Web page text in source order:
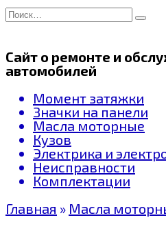
Перейти
к
Search
for:
Сайт о ремонте и
автомобилей
Момент затяжки
Значки на панели
Масла моторные
Кузов
Электрика и
Неисправности
Комплектации
Главная » Масла